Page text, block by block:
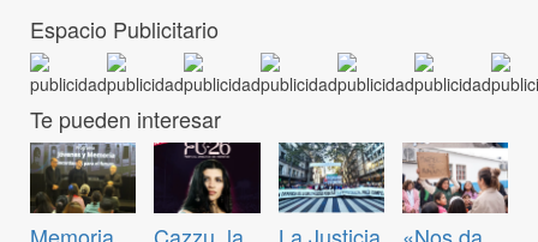
Espacio Publicitario
Te pueden interesar
Memoria, Cazzu, la La Justicia «Nos da